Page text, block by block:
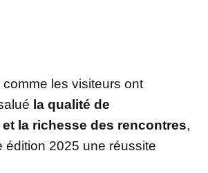
les visiteurs ont
la qualité de
et la richesse des rencontres,
édition 2025 une réussite